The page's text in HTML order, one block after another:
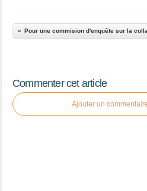
Pour une commision d'enquête sur la
Commenter cet article
Ajouter un